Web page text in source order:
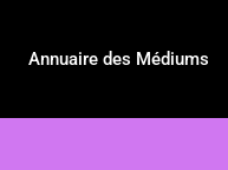
Annuaire des Médiums